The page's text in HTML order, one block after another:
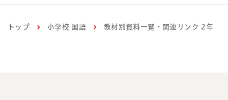
トップ 小学校 国語 教材別資料一覧・関連リンク 2年